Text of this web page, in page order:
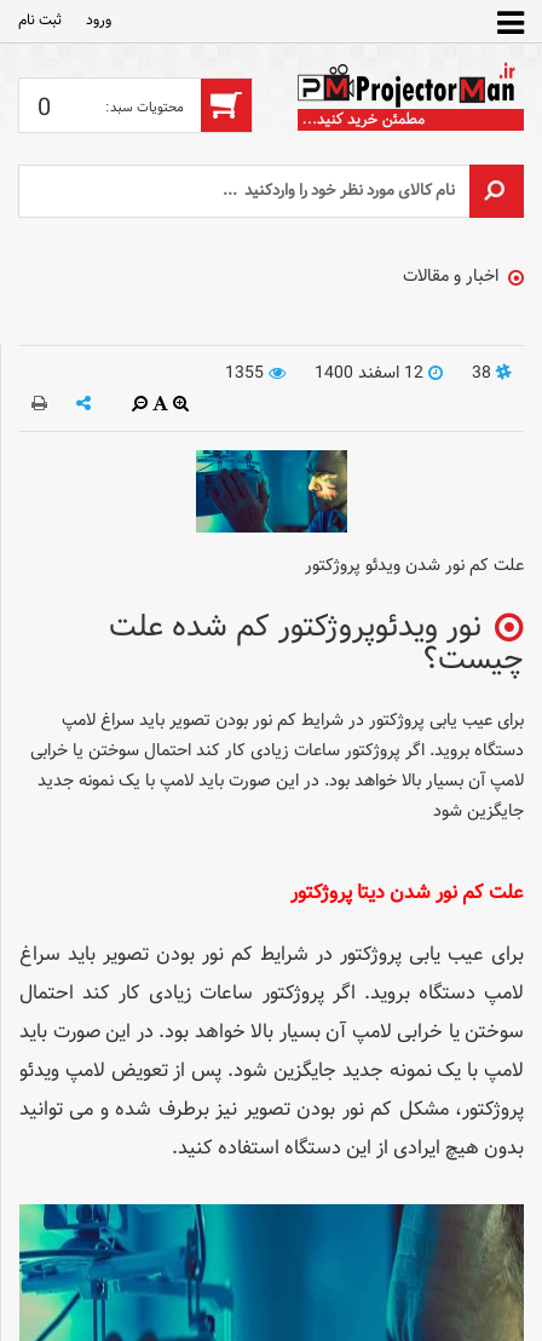
ورود ثبت‌ نام
0
اخبار و مقالات
38 12 اسفند 1400 1355
علت کم نور شدن ویدئو پروژکتور
نور ویدئوپروژکتور کم شده علت
چیست؟
برای عیب یابی پروژکتور در شرایط کم نور بودن تصویر باید سراغ لامپ
دستگاه بروید. اگر پروژکتور ساعات زیادی کار کند احتمال سوختن یا خرابی
لامپ آن بسیار بالا خواهد بود. در این صورت باید لامپ با یک نمونه جدید
جایگزین شود
علت کم نور شدن دیتا پروژکتور
برای عیب یابی پروژکتور در شرایط کم نور بودن تصویر باید سراغ
لامپ دستگاه بروید. اگر پروژکتور ساعات زیادی کار کند احتمال
سوختن یا خرابی لامپ آن بسیار بالا خواهد بود. در این صورت باید
لامپ با یک نمونه جدید جایگزین شود. پس از تعویض لامپ ویدئو
پروژکتور، مشکل کم نور بودن تصویر نیز برطرف شده و می توانید
بدون هیچ ایرادی از این دستگاه استفاده کنید.